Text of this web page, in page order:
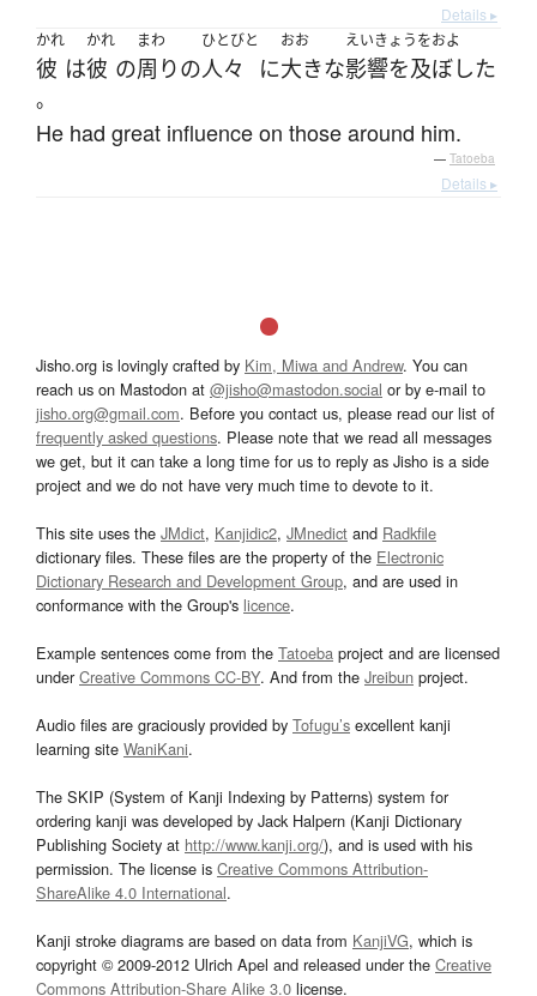
Details ▸
かれ
彼 は
かれ
彼 の
まわ
周りの
ひとびと
人々 に
おお
大きな
えいきょうをおよ
影響を及ぼした
。
He had great influence on those around him.
— Tatoeba
Details ▸
Jisho.org is lovingly crafted by Kim, Miwa and Andrew. You can
reach us on Mastodon at @jisho@mastodon.social or by e-mail to
jisho.org@gmail.com. Before you contact us, please read our list of
frequently asked questions. Please note that we read all messages
we get, but it can take a long time for us to reply as Jisho is a side
project and we do not have very much time to devote to it.
This site uses the JMdict, Kanjidic2, JMnedict and Radkfile
dictionary files. These files are the property of the Electronic
Dictionary Research and Development Group, and are used in
conformance with the Group's licence.
Example sentences come from the Tatoeba project and are licensed
underCreative Commons CC-BY. And from the Jreibun project.
Audio files are graciously provided by Tofugu’s excellent kanji
learning site WaniKani.
The SKIP (System of Kanji Indexing by Patterns) system for
ordering kanji was developed by Jack Halpern (Kanji Dictionary
Publishing Society at http://www.kanji.org/), and is used with his
permission. The license is Creative Commons Attribution-
ShareAlike 4.0 International.
Kanji stroke diagrams are based on data from KanjiVG, which is
copyright © 2009-2012 Ulrich Apel and released under the Creative
Commons Attribution-Share Alike 3.0 license.